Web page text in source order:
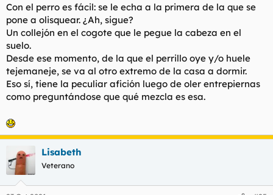
Con el perro es fácil: se le echa a la primera de la que se
pone a olisquear. ¿Ah, sigue?
Un collejón en el cogote que le pegue la cabeza en el
suelo.
Desde ese momento, de la que el perrillo oye y/o huele
tejemaneje, se va al otro extremo de la casa a dormir.
Eso sí, tiene la peculiar afición luego de oler entrepiernas
como preguntándose que qué mezcla es esa.
Lisabeth
Veterano